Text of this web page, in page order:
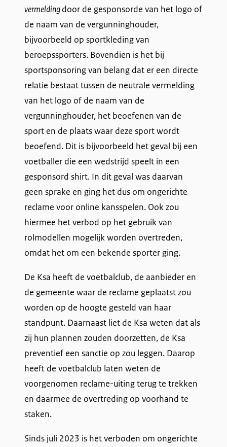
vermeldingdoor de gesponsorde van het logo of
de naam van de vergunninghouder,
bijvoorbeeld op sportkleding van
beroepssporters. Bovendien is het bij
sportsponsoring van belang dat er een directe
relatie bestaat tussen de neutrale vermelding
van het logo of de naam van de
vergunninghouder, het beoefenen van de
sport en de plaats waar deze sport wordt
beoefend. Dit is bijvoorbeeld het geval bij een
voetballer die een wedstrijd speelt in een
gesponsord shirt. In dit geval was daarvan
geen sprake en ging het dus om ongerichte
reclame voor online kansspelen. Ook zou
hiermee het verbod op het gebruik van
rolmodellen mogelijk worden overtreden,
omdat het om een bekende sporter ging.
De Ksa heeft de voetbalclub, de aanbieder en
de gemeente waar de reclame geplaatst zou
worden op de hoogte gesteld van haar
standpunt. Daarnaast liet de Ksa weten dat als
zij hun plannen zouden doorzetten, de Ksa
preventief een sanctie op zou leggen. Daarop
heeft de voetbalclub laten weten de
voorgenomen reclame-uiting terug te trekken
en daarmee de overtreding op voorhand te
staken.
Sinds juli 2023 is het verboden om ongerichte